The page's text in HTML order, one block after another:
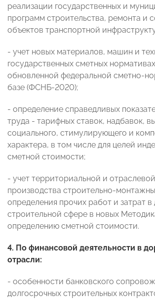
реализации государственных и
программ строительства, ремонта и
объектов транспортной
- учет новых материалов, машин и
государственных сметных
обновленной федеральной сметно-
базе (ФСНБ-2020);
- определение справедливых
труда - тарифных ставок, надбавок,
социального, стимулирующего и
характера, в том числе для целей
сметной стоимости;
- учет территориальной и
производства строительно-
определения прочих работ и затрат
строительной сфере в новых
определению сметной стоимости.
4. По финансовой деятельности в
отрасли:
- особенности банковского
долгосрочных строительных